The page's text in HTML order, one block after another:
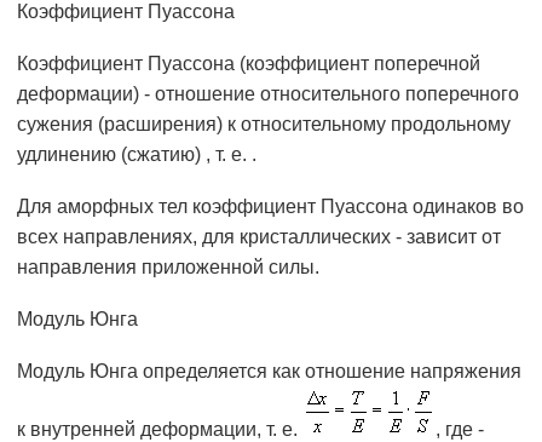
Коэффициент Пуассона
Коэффициент Пуассона (коэффициент поперечной
деформации) - отношение относительного поперечного
сужения (расширения) к относительному продольному
удлинению (сжатию) , т. е. .
Для аморфных тел коэффициент Пуассона одинаков во
всех направлениях, для кристаллических - зависит от
направления приложенной силы.
Модуль Юнга
Модуль Юнга определяется как отношение напряжения
к внутренней деформации, т. е.
, где -